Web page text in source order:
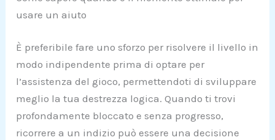
usare un aiuto
È preferibile fare uno sforzo per risolvere il livello in
modo indipendente prima di optare per
l’assistenza del gioco, permettendoti di sviluppare
meglio la tua destrezza logica. Quando ti trovi
profondamente bloccato e senza progresso,
ricorrere a un indizio può essere una decisione